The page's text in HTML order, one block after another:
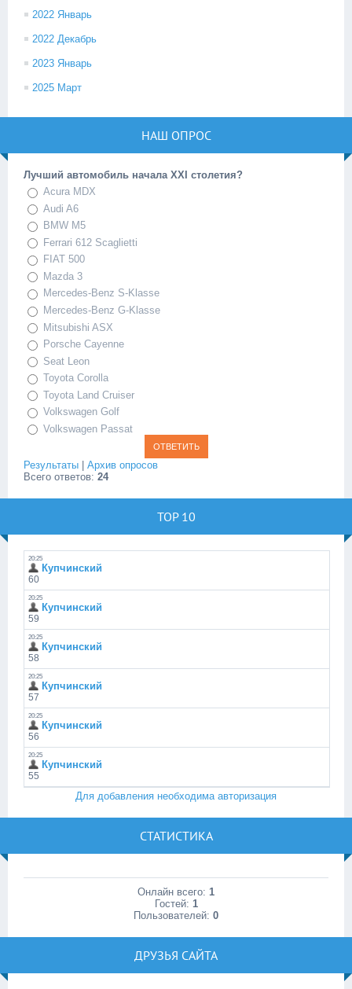
2022 Январь
2022 Декабрь
2023 Январь
2025 Март
НАШ ОПРОС
Лучший автомобиль начала XXI столетия?
Acura MDX
Audi A6
BMW M5
Ferrari 612 Scaglietti
FIAT 500
Mazda 3
Mercedes-Benz S-Klasse
Mercedes-Benz G-Klasse
Mitsubishi ASX
Porsche Cayenne
Seat Leon
Toyota Corolla
Toyota Land Cruiser
Volkswagen Golf
Volkswagen Passat
Результаты
Архив опросов
Всего ответов: 24
TOP 10
Для добавления необходима авторизация
СТАТИСТИКА
Онлайн всего: 1
Гостей: 1
Пользователей: 0
ДРУЗЬЯ САЙТА